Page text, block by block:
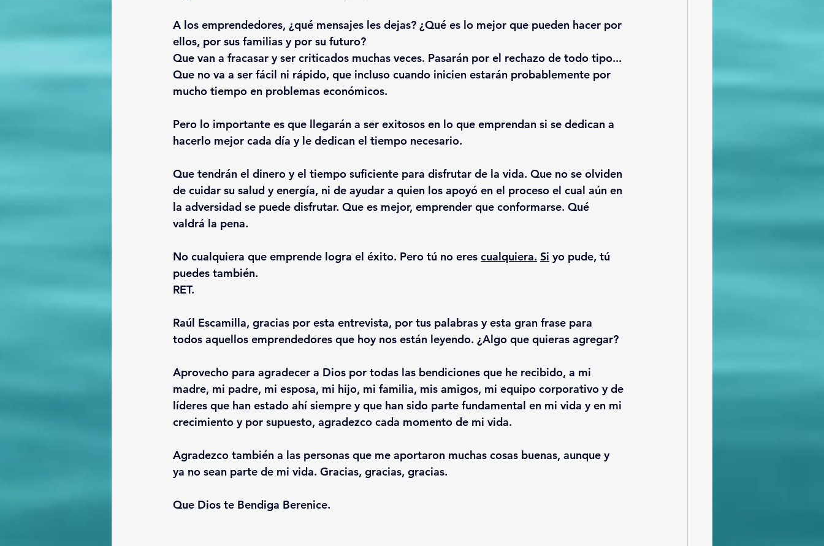
A los emprendedores, ¿qué mensajes les dejas? ¿Qué es lo mejor que pueden hacer por
ellos, por sus familias y por su futuro?
Que van a fracasar y ser criticados muchas veces. Pasarán por el rechazo de todo tipo...
Que no va a ser fácil ni rápido, que incluso cuando inicien estarán probablemente por
mucho tiempo en problemas económicos.
Pero lo importante es que llegarán a ser exitosos en lo que emprendan si se dedican a
hacerlo mejor cada día y le dedican el tiempo necesario.
Que tendrán el dinero y el tiempo suficiente para disfrutar de la vida. Que no se olviden
de cuidar su salud y energía, ni de ayudar a quien los apoyó en el proceso el cual aún en
la adversidad se puede disfrutar. Que es mejor, emprender que conformarse. Qué
valdrá la pena.
No cualquiera que emprende logra el éxito. Pero tú no eres cualquiera. Si yo pude, tú
puedes también.
RET.
Raúl Escamilla, gracias por esta entrevista, por tus palabras y esta gran frase para
todos aquellos emprendedores que hoy nos están leyendo. ¿Algo que quieras agregar?
Aprovecho para agradecer a Dios por todas las bendiciones que he recibido, a mi
madre, mi padre, mi esposa, mi hijo, mi familia, mis amigos, mi equipo corporativo y de
líderes que han estado ahí siempre y que han sido parte fundamental en mi vida y en mi
crecimiento y por supuesto, agradezco cada momento de mi vida.
Agradezco también a las personas que me aportaron muchas cosas buenas, aunque y
ya no sean parte de mi vida. Gracias, gracias, gracias.
Que Dios te Bendiga Berenice.